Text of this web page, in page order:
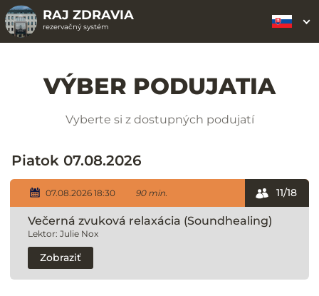
RAJ ZDRAVIA
rezervačný systém
VÝBER PODUJATIA
Vyberte si z dostupných podujatí
Piatok 07.08.2026
07.08.2026 18:30 90 min.
Večerná zvuková relaxácia (Soundhealing)
Lektor: Julie Nox
11/18
Zobraziť